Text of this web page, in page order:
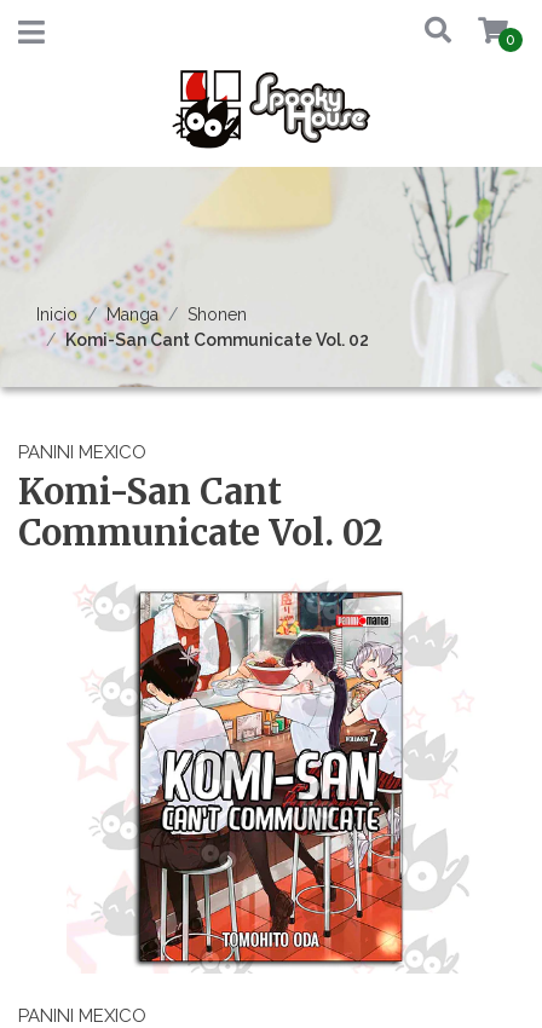
0
Inicio Manga
Shonen
Komi-San Cant Communicate Vol. 02
PANINI MEXICO
Komi-San Cant
Communicate Vol. 02
PANINI MEXICO